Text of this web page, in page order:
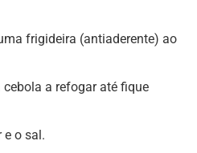
frigideira (antiaderente) ao
cebola a refogar até fique
e o sal.